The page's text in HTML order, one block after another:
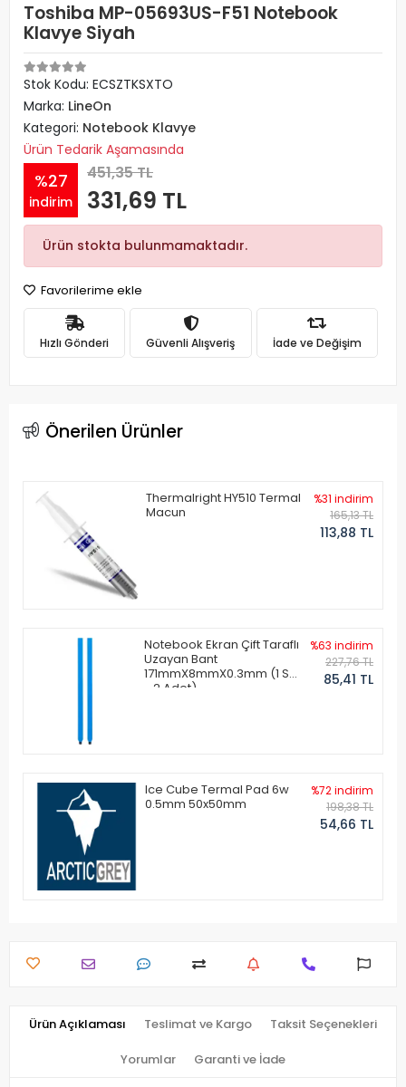
Toshiba MP-05693US-F51 Notebook
Klavye Siyah
Stok Kodu: ECSZTKSXTO
Marka: LineOn
Kategori: Notebook Klavye
Ürün Tedarik Aşamasında
%27
indirim
451,35 TL
331,69 TL
Ürün stokta bulunmamaktadır.
Favorilerime ekle
Hızlı Gönderi Güvenli Alışveriş İade ve Değişim
Önerilen Ürünler
Thermalright HY510 Termal
Macun
%31 indirim
165,13 TL
113,88 TL
Notebook Ekran Çift Taraflı
Uzayan Bant
171mmX8mmX0.3mm (1 Set
- 2 Adet)
%63 indirim
227,76 TL
85,41 TL
Ice Cube Termal Pad 6w
0.5mm 50x50mm
%72 indirim
198,38 TL
54,66 TL
Ürün Açıklaması Teslimat ve Kargo Taksit Seçenekleri
Yorumlar Garanti ve İade